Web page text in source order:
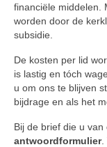
financiële middelen.
worden door de
subsidie.
De kosten per lid
is lastig en tóch
u om ons te blijven
bijdrage en als het
Bij de brief die u
antwoordformulier.